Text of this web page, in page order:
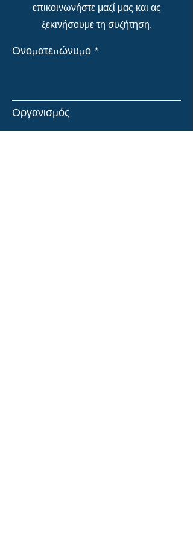
επικοινωνήστε μαζί μας και ας
ξεκινήσουμε τη συζήτηση.
Ονοματεπώνυμο
Οργανισμός